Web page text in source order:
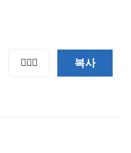
🧗🏿‍♀️ 복사